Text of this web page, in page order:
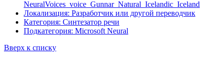
NeuralVoices_voice_Gunnar_Natural_Icelandic_Iceland
Локализация: Разработчик или другой переводчик
Категория: Синтезатор речи
Подкатегория: Microsoft Neural
Вверх к списку